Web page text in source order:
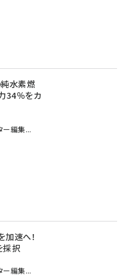
水素燃
34％をカ
ー編集...
速へ！
採択
ー編集...